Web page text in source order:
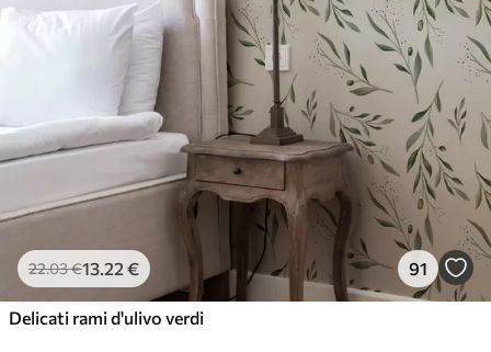
22.03€13.22 € 91
Delicati rami d'ulivo verdi